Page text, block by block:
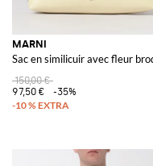
MARNI
Sac en similicuir avec fleur
150,00 €
97,50 €
-35%